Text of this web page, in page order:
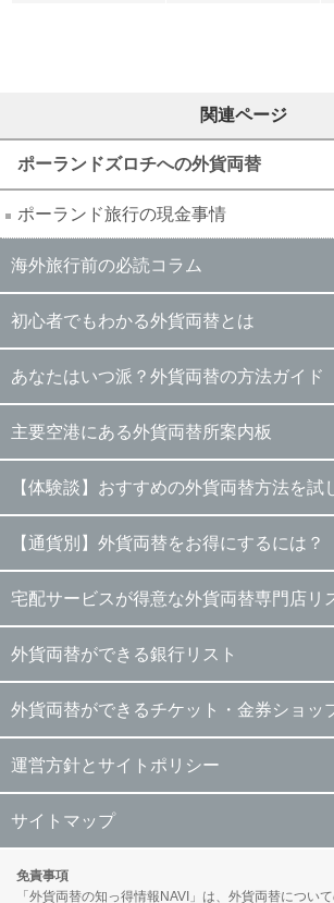
関連ページ
ポーランドズロチへの外貨両替
ポーランド旅行の現金事情
海外旅行前の必読コラム
初心者でもわかる外貨両替とは
あなたはいつ派？外貨両替の方法ガイド
主要空港にある外貨両替所案内板
【体験談】おすすめの外貨両替方法を試
【通貨別】外貨両替をお得にするには？
宅配サービスが得意な外貨両替専門店リ
外貨両替ができる銀行リスト
外貨両替ができるチケット・金券ショッ
運営方針とサイトポリシー
サイトマップ
免責事項
「外貨両替の知っ得情報NAVI」は、外貨両替につい